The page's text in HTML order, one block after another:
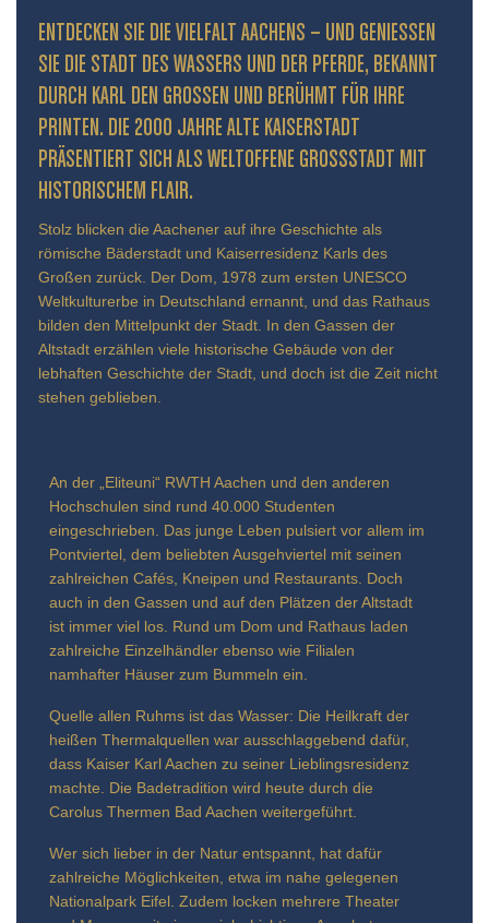
ENTDECKEN SIE DIE VIELFALT AACHENS – UND GENIESSEN S
IE DIE STADT DES WASSERS UND DER PFERDE, BEKANNT D
URCH KARL DEN GROSSEN UND BERÜHMT FÜR IHRE PR
INTEN. DIE 2000 JAHRE ALTE KAISERSTADT PR
ÄSENTIERT SICH ALS WELTOFFENE GROSSSTADT MIT HIS
TORISCHEM FLAIR.
Stolz blicken die Aachener auf ihre Geschichte als
römische Bäderstadt und Kaiserresidenz Karls des
Großen zurück. Der Dom, 1978 zum ersten UNESCO
Weltkulturerbe in Deutschland ernannt, und das Rathaus
bilden den Mittelpunkt der Stadt. In den Gassen der
Altstadt erzählen viele historische Gebäude von der
lebhaften Geschichte der Stadt, und doch ist die Zeit nicht
stehen geblieben.
An der „Eliteuni“ RWTH Aachen und den anderen
Hochschulen sind rund 40.000 Studenten
eingeschrieben. Das junge Leben pulsiert vor allem im
Pontviertel, dem beliebten Ausgehviertel mit seinen
zahlreichen Cafés, Kneipen und Restaurants. Doch
auch in den Gassen und auf den Plätzen der Altstadt
ist immer viel los. Rund um Dom und Rathaus laden
zahlreiche Einzelhändler ebenso wie Filialen
namhafter Häuser zum Bummeln ein.
Quelle allen Ruhms ist das Wasser: Die Heilkraft der
heißen Thermalquellen war ausschlaggebend dafür,
dass Kaiser Karl Aachen zu seiner Lieblingsresidenz
machte. Die Badetradition wird heute durch die
Carolus Thermen Bad Aachen weitergeführt.
Wer sich lieber in der Natur entspannt, hat dafür
zahlreiche Möglichkeiten, etwa im nahe gelegenen
Nationalpark Eifel. Zudem locken mehrere Theater